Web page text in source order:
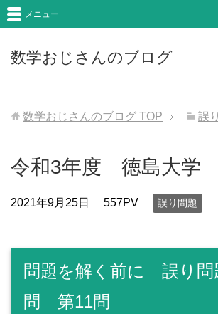
数学おじさんのブログ
メニュー
数学おじさんのブログ TOP 誤
令和3年度 徳島大
2021年9月25日 557PV 誤り問題
問題を解く前に 誤り
問 第11問